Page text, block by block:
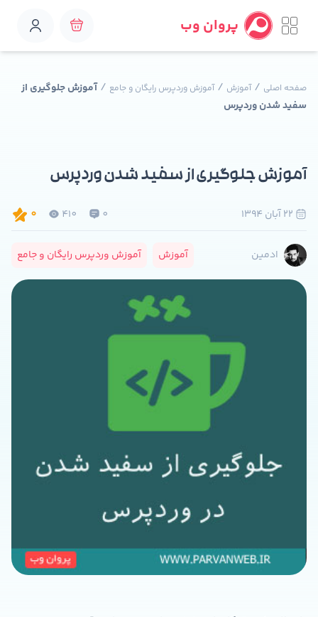
پروان وب
صفحه اصلی /آموزش /آموزش وردپرس رایگان و جامع /آموزش جلوگیری از
سفید شدن وردپرس
0
410
0
آموزش جلوگیری از سفید شدن وردپرس
ادمین آموزش آموزش وردپرس رایگان و جامع